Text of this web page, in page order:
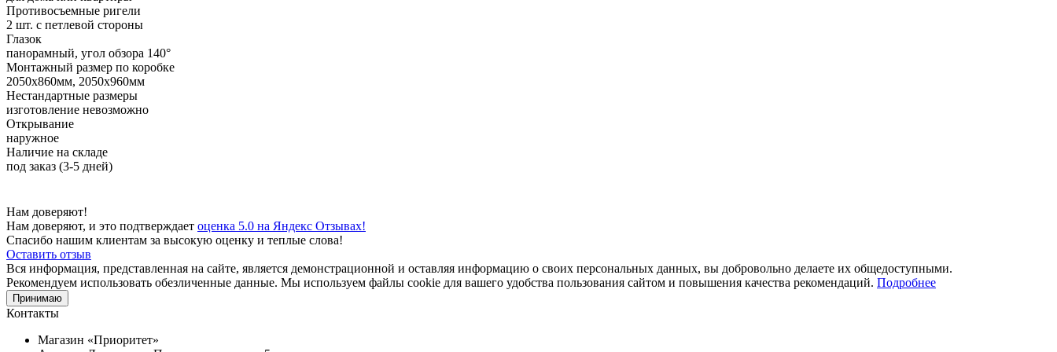
Противосъемные ригели
2 шт. с петлевой стороны
Глазок
панорамный, угол обзора 140°
Монтажный размер по коробке
2050х860мм, 2050х960мм
Нестандартные размеры
изготовление невозможно
Открывание
наружное
Наличие на складе
под заказ (3-5 дней)
Нам доверяют!
Нам доверяют, и это подтверждает оценка 5.0 на Яндекс Отзывах!
Спасибо нашим клиентам за высокую оценку и теплые слова!
Оставить отзыв
Вся информация, представленная на сайте, является демонстрационной и оставляя информацию о своих персональных данных, вы добровольно делаете их общедоступными.
Рекомендуем использовать обезличенные данные. Мы используем файлы cookie для вашего удобства пользования сайтом и повышения качества рекомендаций. Подробнее
Принимаю
Контакты
Магазин «Приоритет»